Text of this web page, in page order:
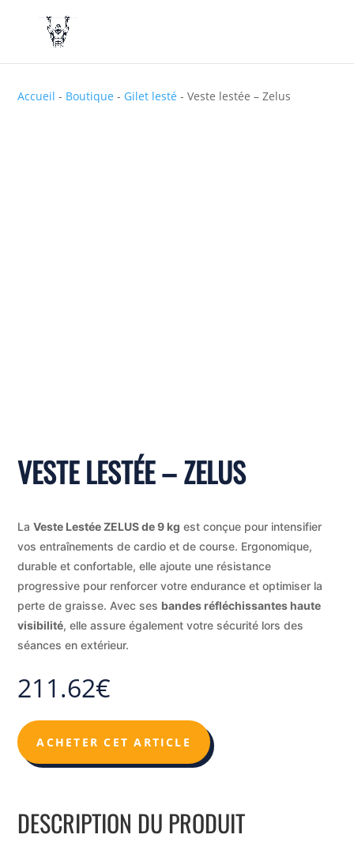
Accueil - Boutique - Gilet lesté -Veste lestée – Zelus
VESTE LESTÉE – ZELUS
LaVeste Lestée ZELUS de 9 kg est conçue pour intensifier
vos entraînements de cardio et de course. Ergonomique,
durable et confortable, elle ajoute une résistance
progressive pour renforcer votre endurance et optimiser la
perte de graisse. Avec ses bandes réfléchissantes haute
visibilité, elle assure également votre sécurité lors des
séances en extérieur.
211.62€
ACHETER CET ARTICLE
DESCRIPTION DU PRODUIT